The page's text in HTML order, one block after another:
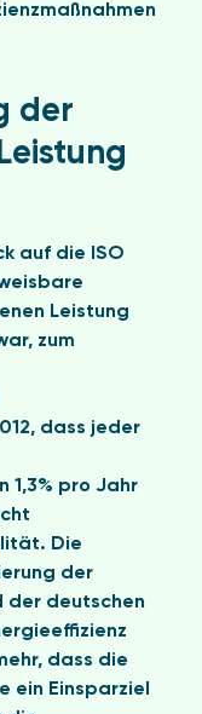
der
auf die ISO
Leistung
zum
dass jeder
1,3% pro Jahr
Die
der
der deutschen
dass die
ein Einsparziel